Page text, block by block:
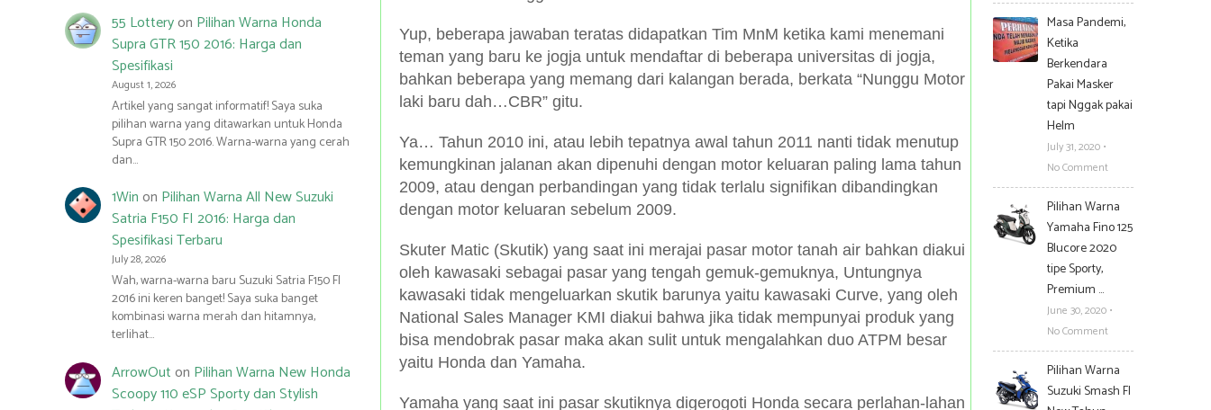
Masa Pandemi,
Ketika
Berkendara
Pakai Masker
tapi Nggak pakai
Helm
July 31, 2020 •
No Comment
Pilihan Warna
Yamaha Fino 125
Blucore 2020
tipe Sporty,
Premium …
June 30, 2020 •
No Comment
Pilihan Warna
Suzuki Smash FI
Yup, beberapa jawaban teratas didapatkan Tim MnM ketika kami menemani
teman yang baru ke jogja untuk mendaftar di beberapa universitas di jogja,
bahkan beberapa yang memang dari kalangan berada, berkata “Nunggu Motor
laki baru dah…CBR” gitu.
Ya… Tahun 2010 ini, atau lebih tepatnya awal tahun 2011 nanti tidak menutup
kemungkinan jalanan akan dipenuhi dengan motor keluaran paling lama tahun
2009, atau dengan perbandingan yang tidak terlalu signifikan dibandingkan
dengan motor keluaran sebelum 2009.
Skuter Matic (Skutik) yang saat ini merajai pasar motor tanah air bahkan diakui
oleh kawasaki sebagai pasar yang tengah gemuk-gemuknya, Untungnya
kawasaki tidak mengeluarkan skutik barunya yaitu kawasaki Curve, yang oleh
National Sales Manager KMI diakui bahwa jika tidak mempunyai produk yang
bisa mendobrak pasar maka akan sulit untuk mengalahkan duo ATPM besar
yaitu Honda dan Yamaha.
Yamaha yang saat ini pasar skutiknya digerogoti Honda secara perlahan-lahan
55 Lotteryon Pilihan Warna Honda
Supra GTR 150 2016: Harga dan
Spesifikasi
August 1, 2026
Artikel yang sangat informatif! Saya suka
pilihan warna yang ditawarkan untuk Honda
Supra GTR 150 2016. Warna-warna yang cerah
dan…
1Winon Pilihan Warna All New Suzuki
Satria F150 FI 2016: Harga dan
Spesifikasi Terbaru
July 28, 2026
Wah, warna-warna baru Suzuki Satria F150 FI
2016 ini keren banget! Saya suka banget
kombinasi warna merah dan hitamnya,
terlihat…
ArrowOuton Pilihan Warna New Honda
Scoopy 110 eSP Sporty dan Stylish